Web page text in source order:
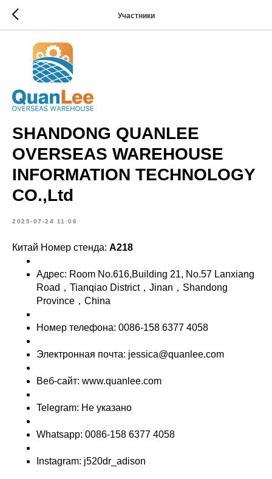
Участники
SHANDONG QUANLEE
OVERSEAS WAREHOUSE
INFORMATION TECHNOLOGY
CO.,Ltd
2025-07-24 11:06
Китай Номер стенда: A218
Адрес: Room No.616,Building 21, No.57 Lanxiang
Road，Tianqiao District，Jinan，Shandong
Province，China
Номер телефона: 0086-158 6377 4058
Электронная почта: jessica@quanlee.com
Веб-сайт: www.quanlee.com
Telegram: Не указано
Whatsapp: 0086-158 6377 4058
Instagram: j520dr_adison